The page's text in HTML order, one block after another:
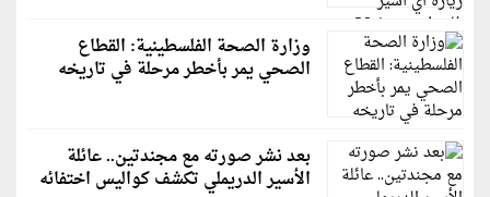
وزارة الصحة الفلسطينية: القطاع
الصحي يمر بأخطر مرحلة في تاريخه
بعد نشر صورته مع مجندتين.. عائلة
الأسير الدريملي تكشف كواليس اختفائه